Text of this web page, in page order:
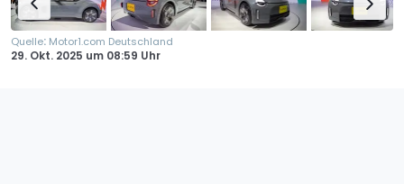
Quelle: Motor1.com Deutschland
29. Okt. 2025 um 08:59 Uhr